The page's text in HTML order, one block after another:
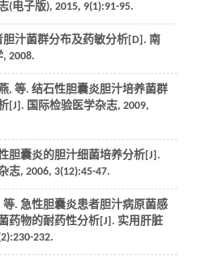
(电子版), 2015, 9(1):91-95.
胆汁菌群分布及药敏分析[D]. 南
, 2008.
, 等. 结石性胆囊炎胆汁培养菌群
[J]. 国际检验医学杂志, 2009,
胆囊炎的胆汁细菌培养分析[J].
志, 2006, 3(12):45-47.
等. 急性胆囊炎患者胆汁病原菌感
药物的耐药性分析[J]. 实用肝脏
232.